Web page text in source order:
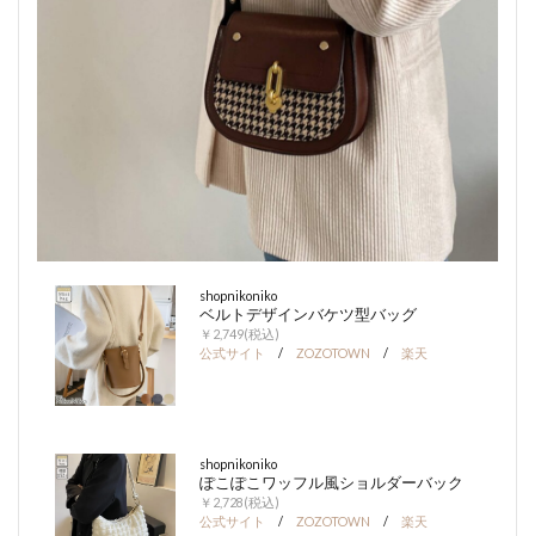
shopnikoniko
ベルトデザインバケツ型バッグ
￥2,749(税込)
公式サイト
/ ZOZOTOWN / 楽天
shopnikoniko
ぽこぽこワッフル風ショルダーバック
￥2,728(税込)
公式サイト
/ ZOZOTOWN / 楽天